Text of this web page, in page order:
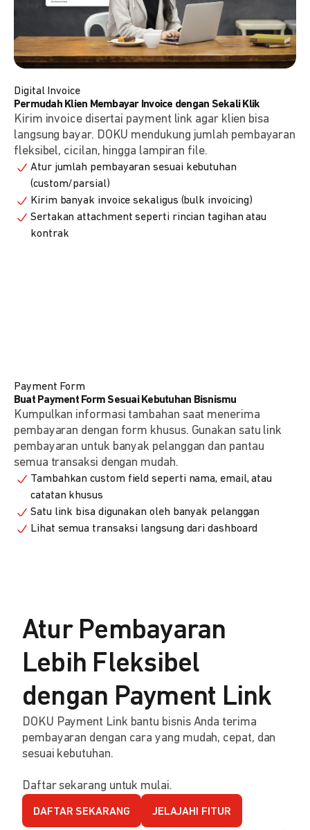
Digital Invoice
Permudah Klien Membayar Invoice dengan Sekali Klik
Kirim invoice disertai payment link agar klien bisa
langsung bayar. DOKU mendukung jumlah pembayaran
fleksibel, cicilan, hingga lampiran file.
Atur jumlah pembayaran sesuai kebutuhan
(custom/parsial)
Kirim banyak invoice sekaligus (bulk invoicing)
Sertakan attachment seperti rincian tagihan atau
kontrak
Payment Form
Buat Payment Form Sesuai Kebutuhan Bisnismu
Kumpulkan informasi tambahan saat menerima
pembayaran dengan form khusus. Gunakan satu link
pembayaran untuk banyak pelanggan dan pantau
semua transaksi dengan mudah.
Tambahkan custom field seperti nama, email, atau
catatan khusus
Satu link bisa digunakan oleh banyak pelanggan
Lihat semua transaksi langsung dari dashboard
Atur Pembayaran
Lebih Fleksibel
dengan Payment Link
DOKU Payment Link bantu bisnis Anda terima
pembayaran dengan cara yang mudah, cepat, dan
sesuai kebutuhan.
Daftar sekarang untuk mulai.
DAFTAR SEKARANG JELAJAHI FITUR